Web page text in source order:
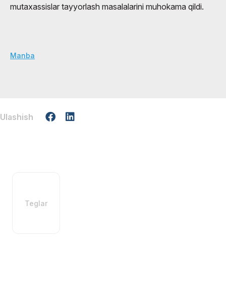
mutaxassislar tayyorlash masalalarini muhokama qildi.
Manba
Ulashish
Teglar